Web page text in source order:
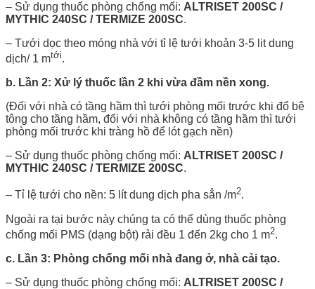
– Sử dụng thuốc phòng chống mối: ALTRISET 200SC /
MYTHIC 240SC / TERMIZE 200SC.
– Tưới dọc theo móng nhà với tỉ lệ tưới khoản 3-5 lit dung
dịch/ 1 mtới.
b. Lần 2: Xử lý thuốc lần 2 khi vừa đầm nền xong.
(Đối với nhà có tầng hầm thì tưới phòng mối trước khi đổ bê
tông cho tầng hầm, đối với nhà không có tầng hầm thì tưới
phòng mối trước khi tràng hồ để lót gạch nền)
– Sử dụng thuốc phòng chống mối: ALTRISET 200SC /
MYTHIC 240SC / TERMIZE 200SC.
– Tỉ lệ tưới cho nền: 5 lít dung dịch pha sẳn /m2.
Ngoài ra tại bước này chúng ta có thể dùng thuốc phòng
chống mối PMS (dạng bột) rải đều 1 đến 2kg cho 1 m2.
c. Lần 3: Phòng chống mối nhà đang ở, nhà cải tạo.
– Sử dụng thuốc phòng chống mối: ALTRISET 200SC /